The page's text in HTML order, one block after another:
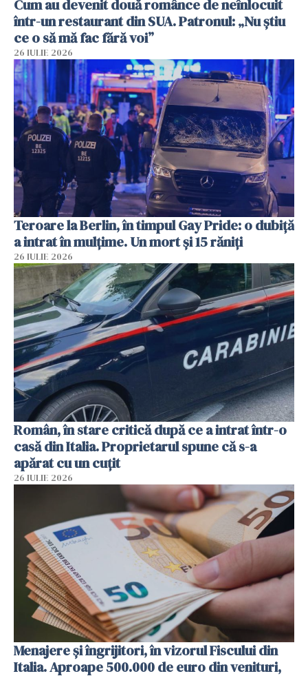
Cum au devenit două românce de neînlocuit
într-un restaurant din SUA. Patronul: „Nu știu
ce o să mă fac fără voi”
26 IULIE 2026
Teroare la Berlin, în timpul Gay Pride: o dubiță
a intrat în mulțime. Un mort și 15 răniți
26 IULIE 2026
Român, în stare critică după ce a intrat într-o
casă din Italia. Proprietarul spune că s-a
apărat cu un cuțit
26 IULIE 2026
Menajere și îngrijitori, în vizorul Fiscului din
Italia. Aproape 500.000 de euro din venituri,